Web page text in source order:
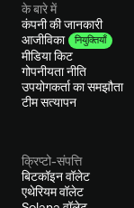
के बारे में
कंपनी की जानकारी
आजीविका
नियुक्तियाँ
मीडिया किट
गोपनीयता नीति
उपयोगकर्ता का समझौता
टीम सत्यापन
क्रिप्टो-संपत्ति
बिटकॉइन वॉलेट
एथेरियम वॉलेट